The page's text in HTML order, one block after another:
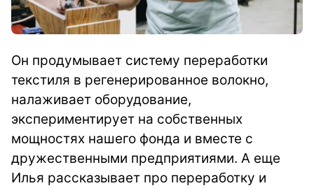
Он продумывает систему переработки
текстиля в регенерированное волокно,
налаживает оборудование,
экспериментирует на собственных
мощностях нашего фонда и вместе с
дружественными предприятиями. А еще
Илья рассказывает про переработку и